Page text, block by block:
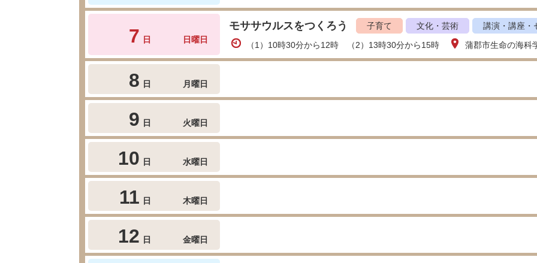
7 日 日曜日
モササウルスをつくろう 子育て 文化・芸術
講演・講座・
（1）10時30分から12時 （2）13時30分から15時
蒲郡市生命の海科
8 日 月曜日
9 日 火曜日
10 日 水曜日
11 日 木曜日
12 日 金曜日